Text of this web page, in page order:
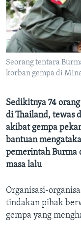
Seorang tentara
korban gempa di
Sedikitnya 74
di Thailand, tewas
akibat gempa
bantuan
pemerintah Burma
masa lalu
Organisasi-
tindakan pihak
gempa yang